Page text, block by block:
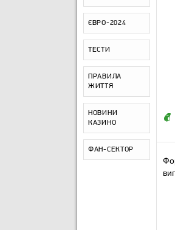
ЄВРО-2024
ТЕСТИ
ПРАВИЛА
ЖИТТЯ
НОВИНИ
КАЗИНО
ФАН-СЕКТОР